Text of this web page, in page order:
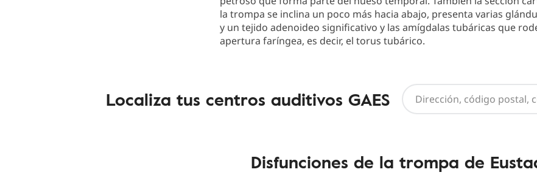
la trompa se inclina un poco más hacia abajo, presenta varias
y un tejido adenoideo significativo y las amígdalas tubáricas que
apertura faríngea, es decir, el torus tubárico.
Localiza tus centros auditivos GAES
Disfunciones de la trompa de